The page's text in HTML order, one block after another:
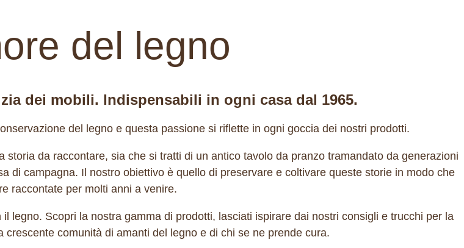
del legno
dei mobili. Indispensabili in ogni casa dal 1965.
del legno e questa passione si riflette in ogni goccia dei nostri prodotti.
da raccontare, sia che si tratti di un antico tavolo da pranzo tramandato da generazioni
di campagna. Il nostro obiettivo è quello di preservare e coltivare queste storie in modo che
raccontate per molti anni a venire.
legno. Scopri la nostra gamma di prodotti, lasciati ispirare dai nostri consigli e trucchi per la
comunità di amanti del legno e di chi se ne prende cura.